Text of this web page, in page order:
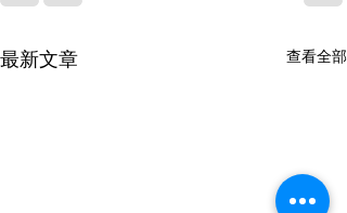
最新文章 查看全部